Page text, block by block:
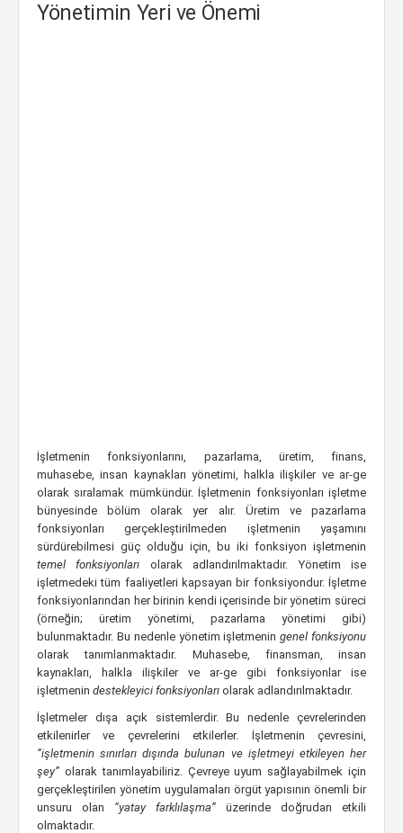
Yönetimin Yeri ve Önemi
İşletmenin fonksiyonlarını, pazarlama, üretim, finans,
muhasebe, insan kaynakları yönetimi, halkla ilişkiler ve ar-ge
olarak sıralamak mümkündür. İşletmenin fonksiyonları işletme
bünyesinde bölüm olarak yer alır. Üretim ve pazarlama
fonksiyonları gerçekleştirilmeden işletmenin yaşamını
sürdürebilmesi güç olduğu için, bu iki fonksiyon işletmenin
temel fonksiyonları olarak adlandırılmaktadır. Yönetim ise
işletmedeki tüm faaliyetleri kapsayan bir fonksiyondur. İşletme
fonksiyonlarından her birinin kendi içerisinde bir yönetim süreci
(örneğin; üretim yönetimi, pazarlama yönetimi gibi)
bulunmaktadır. Bu nedenle yönetim işletmeningenel fonksiyonu
olarak tanımlanmaktadır. Muhasebe, finansman, insan
kaynakları, halkla ilişkiler ve ar-ge gibi fonksiyonlar ise
işletmenin destekleyici fonksiyonları olarak adlandırılmaktadır.
İşletmeler dışa açık sistemlerdir. Bu nedenle çevrelerinden
etkilenirler ve çevrelerini etkilerler. İşletmenin çevresini,
“işletmenin sınırları dışında bulunan ve işletmeyi etkileyen her
şey” olarak tanımlayabiliriz. Çevreye uyum sağlayabilmek için
gerçekleştirilen yönetim uygulamaları örgüt yapısının önemli bir
unsuru olan “yatay farklılaşma” üzerinde doğrudan etkili
olmaktadır.